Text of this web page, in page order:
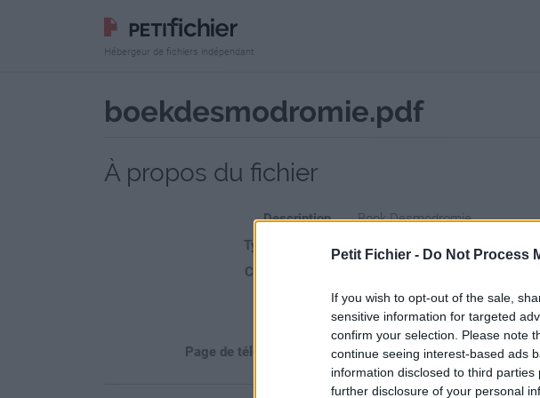
Petit Fichier - Do Not Process
If you wish to opt-out of the sale,
sensitive information for targeted
confirm your selection. Please note
continue seeing interest-based ads
information disclosed to third
further disclosure of your personal
Hébergeur de fichiers indépendant
boekdesmodromie.pdf
À propos du fichier
Description
Book Desmodromie
Type de fichier
Fichier PDF de 15.1 Mo
Confidentialité
Ne contient aucun Virus
La présente page de
Page de téléchargement
https://www.petit-fichier.fr/